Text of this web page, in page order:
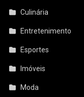
Culinária
Entretenimento
Esportes
Imóveis
Moda